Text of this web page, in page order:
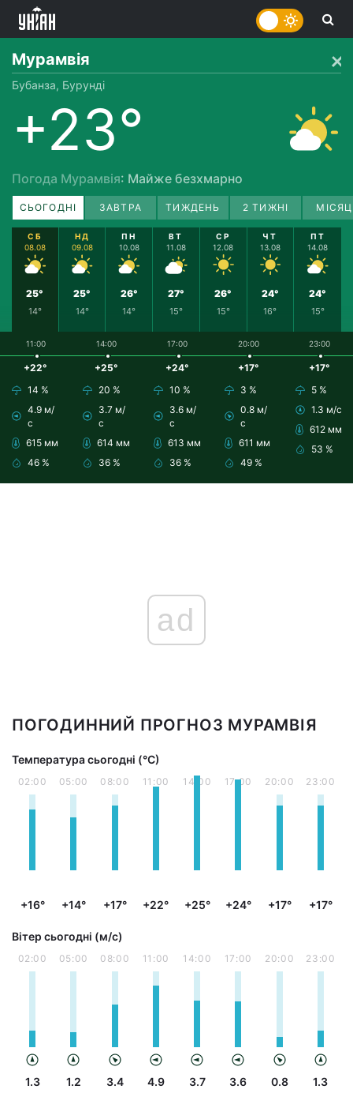
Мурамвія
Бубанза, Бурунді
+23°
Погода Мурамвія: Майже безхмарно
СЬОГОДНІ ЗАВТРА ТИЖДЕНЬ 2 ТИЖНІ
СБ
08.08
25°
14°
НД
09.08
25°
14°
ПН
10.08
26°
14°
ВТ
11.08
27°
15°
СР
12.08
26°
15°
ЧТ
13.08
24°
16°
ПТ
14.08
24°
15°
11:00
+22°
14 %
4.9 м/
с
615 мм
46 %
14:00
+25°
20 %
3.7 м/
с
614 мм
36 %
17:00
+24°
10 %
3.6 м/
с
613 мм
36 %
20:00
+17°
3 %
0.8 м/
с
611 мм
49 %
23:00
+17°
5 %
1.3 м/с
612 мм
53 %
ad
ПОГОДИННИЙ ПРОГНОЗ МУРАМВІЯ
Температура сьогодні (°С)
02:00
+16°
05:00
+14°
08:00
+17°
11:00
+22°
14:00
+25°
17:00
+24°
20:00
+17°
23:00
+17°
Вітер сьогодні (м/с)
02:00
1.3
05:00
1.2
08:00
3.4
11:00
4.9
14:00
3.7
17:00
3.6
20:00
0.8
23:00
1.3